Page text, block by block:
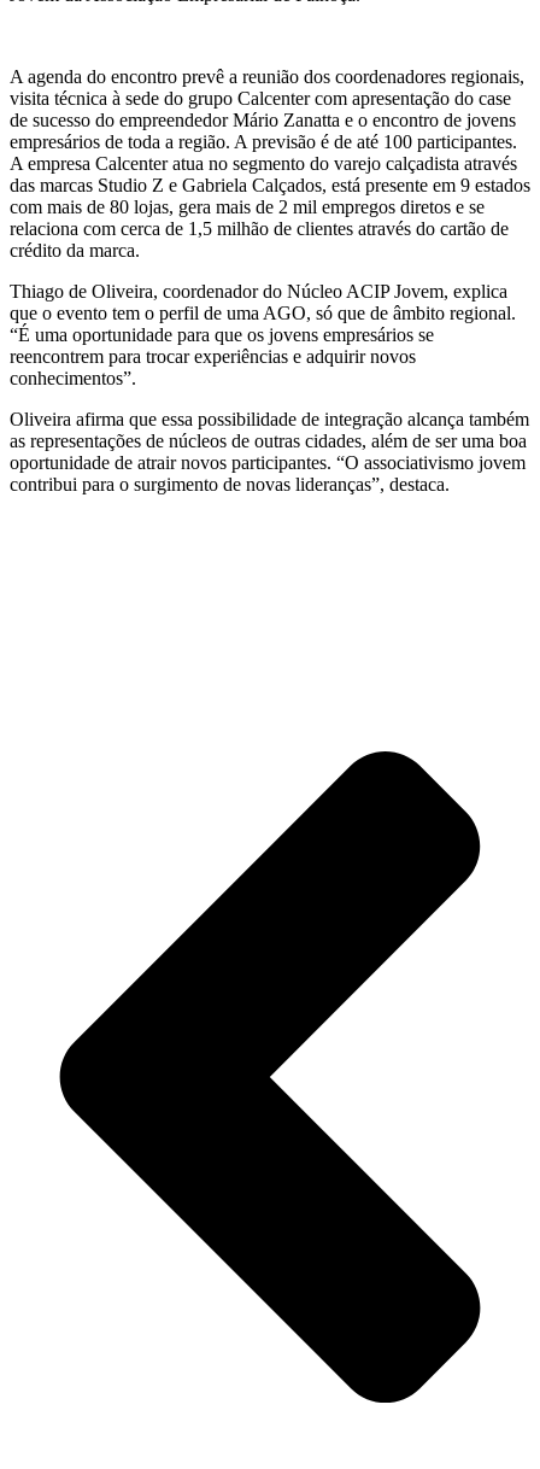
A agenda do encontro prevê a reunião dos coordenadores regionais,
visita técnica à sede do grupo Calcenter com apresentação do case
de sucesso do empreendedor Mário Zanatta e o encontro de jovens
empresários de toda a região. A previsão é de até 100 participantes.
A empresa Calcenter atua no segmento do varejo calçadista através
das marcas Studio Z e Gabriela Calçados, está presente em 9 estados
com mais de 80 lojas, gera mais de 2 mil empregos diretos e se
relaciona com cerca de 1,5 milhão de clientes através do cartão de
crédito da marca.
Thiago de Oliveira, coordenador do Núcleo ACIP Jovem, explica
que o evento tem o perfil de uma AGO, só que de âmbito regional.
“É uma oportunidade para que os jovens empresários se
reencontrem para trocar experiências e adquirir novos
conhecimentos”.
Oliveira afirma que essa possibilidade de integração alcança também
as representações de núcleos de outras cidades, além de ser uma boa
oportunidade de atrair novos participantes. “O associativismo jovem
contribui para o surgimento de novas lideranças”, destaca.